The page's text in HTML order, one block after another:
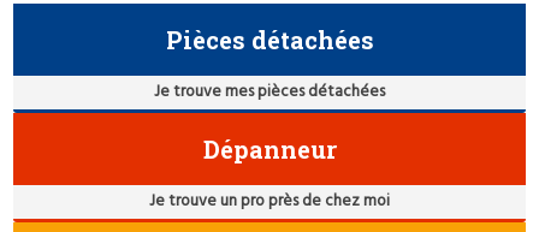
Pièces détachées
Je trouve mes pièces détachées
Dépanneur
Je trouve un pro près de chez moi